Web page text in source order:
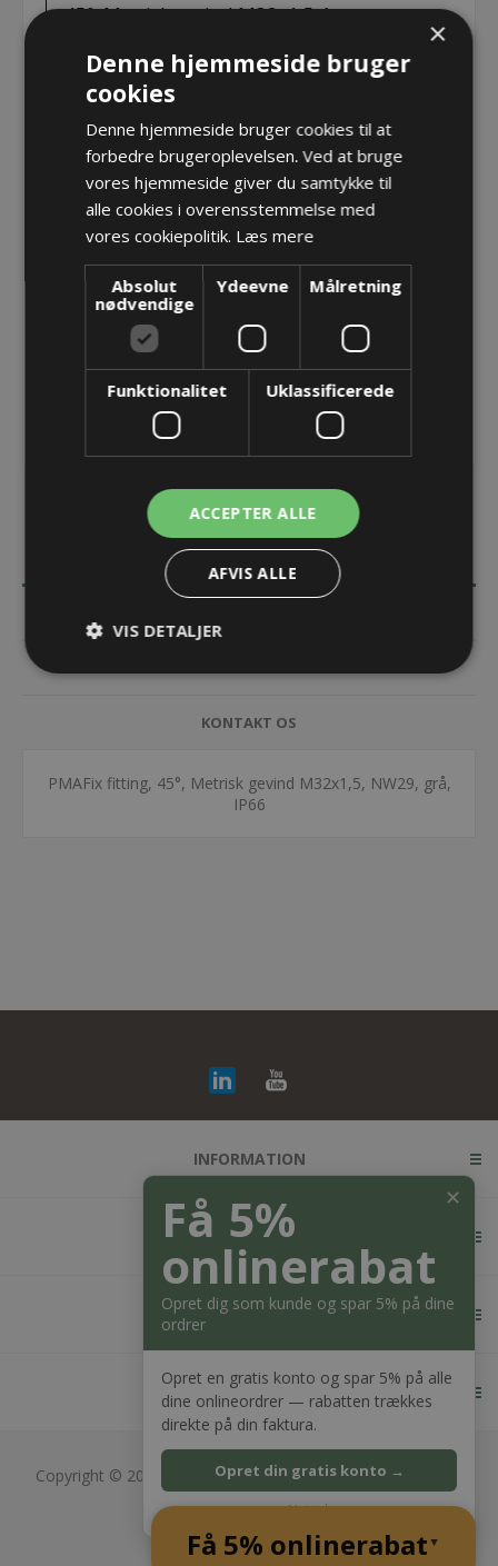
45°, Metrisk gevind M32x1,5, NW29,
PMAFix fitting, 45°, Metrisk gevind M32x1,5, NW29, grå,
IP66 - Sælges i poser á 20 stk.
Varenr.: SVAD-M329GT.20
Producent: PMA - ABB Schweitzerland Ltd
Opret konto for at se priser
KONTAKT OS
PMAFix fitting, 45°, Metrisk gevind M32x1,5, NW29, grå,
IP66
INFORMATION
KUNDESERVICE
MIN KONTO
KONTAKT OS
Copyright © 2026 Bagger Nielsen webshop. Alle rettigheder
forbeholdt.
Powered bynopCommerce
✕
Få 5%
onlinerabat
Opret dig som kunde og spar 5% på dine
ordrer
Opret en gratis konto og spar 5% på alle
dine onlineordrer — rabatten trækkes
direkte på din faktura.
Opret din gratis konto →
Nej tak
Få 5% onlinerabat ▲
×
Denne hjemmeside bruger
cookies
Denne hjemmeside bruger cookies til at
forbedre brugeroplevelsen. Ved at bruge
vores hjemmeside giver du samtykke til
alle cookies i overensstemmelse med
vores cookiepolitik. Læs mere
Absolut
nødvendige
Ydeevne Målretning
Funktionalitet Uklassificerede
ACCEPTER ALLE
AFVIS ALLE
VIS DETALJER